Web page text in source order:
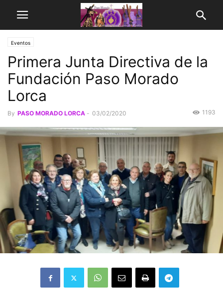
Eventos
Primera Junta Directiva de la
Fundación Paso Morado
Lorca
By PASO MORADO LORCA - 03/02/2020 1193